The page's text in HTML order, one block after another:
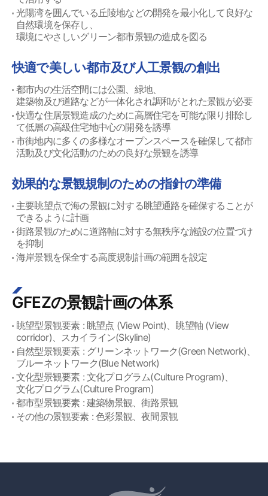
光陽湾を囲んでいる丘陵地などの開発を最小化して良好な
自然環境を保存し、
環境にやさしいグリーン都市景観の造成を図る
快適で美しい都市及び人工景観の創出
都市内の生活空間には公園、緑地、
建築物及び道路などが一体化され調和がとれた景観が必要
快適な住居景観造成のために高層住宅を可能な限り排除し
て低層の高級住宅地中心の開発を誘導
市街地内に多くの多様なオープンスペースを確保して都市
活動及び文化活動のための良好な景観を誘導
効果的な景観規制のための指針の準備
主要眺望点で海の景観に対する眺望通路を確保することが
できるように計画
街路景観のために道路軸に対する無秩序な施設の位置づけ
を抑制
海岸景観を保全する高度規制計画の範囲を設定
GFEZの景観計画の体系
眺望型景観要素 : 眺望点 (View Point)、眺望軸 (View
corridor)、スカイライン(Skyline)
自然型景観要素 : グリーンネットワーク(Green Network)、
ブルーネットワーク(Blue Network)
文化型景観要素 : 文化プログラム(Culture Program)、
文化プログラム(Culture Program)
都市型景観要素 : 建築物景観、街路景観
その他の景観要素 : 色彩景観、夜間景観